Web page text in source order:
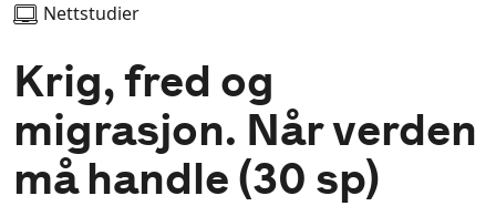
Nettstudier
Krig, fred og
migrasjon. Når verden
må handle (30 sp)